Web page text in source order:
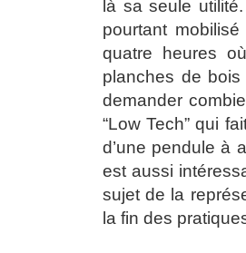
là sa seule utilité.
pourtant
quatre heures
planches de
demander
“Low Tech” qui
d’une pendule à
est aussi
sujet de la
la fin des